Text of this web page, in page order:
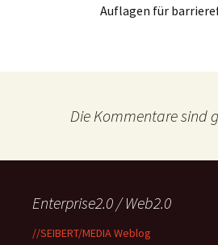
Auflagen für
Die Kommentare sind
Enterprise2.0 / Web2.0
//SEIBERT/MEDIA Weblog